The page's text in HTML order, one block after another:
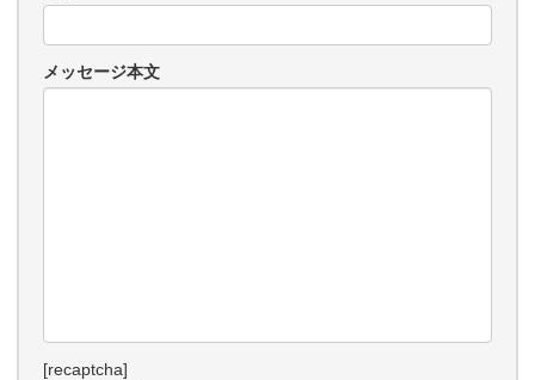
メッセージ本文
[recaptcha]